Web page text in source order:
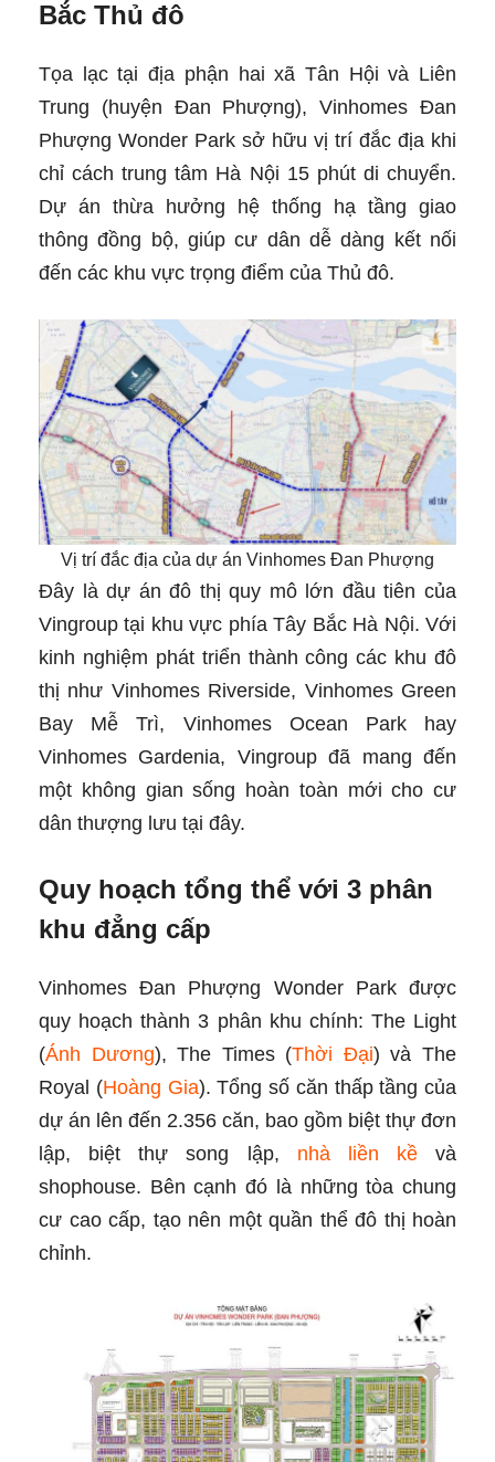
Bắc Thủ đô
Tọa lạc tại địa phận hai xã Tân Hội và Liên
Trung (huyện Đan Phượng), Vinhomes Đan
Phượng Wonder Park sở hữu vị trí đắc địa khi
chỉ cách trung tâm Hà Nội 15 phút di chuyển.
Dự án thừa hưởng hệ thống hạ tầng giao
thông đồng bộ, giúp cư dân dễ dàng kết nối
đến các khu vực trọng điểm của Thủ đô.
Vị trí đắc địa của dự án Vinhomes Đan Phượng
Đây là dự án đô thị quy mô lớn đầu tiên của
Vingroup tại khu vực phía Tây Bắc Hà Nội. Với
kinh nghiệm phát triển thành công các khu đô
thị như Vinhomes Riverside, Vinhomes Green
Bay Mễ Trì, Vinhomes Ocean Park hay
Vinhomes Gardenia, Vingroup đã mang đến
một không gian sống hoàn toàn mới cho cư
dân thượng lưu tại đây.
Quy hoạch tổng thể với 3 phân
khu đẳng cấp
Vinhomes Đan Phượng Wonder Park được
quy hoạch thành 3 phân khu chính: The Light
(Ánh Dương), The Times (Thời Đại) và The
Royal (Hoàng Gia). Tổng số căn thấp tầng của
dự án lên đến 2.356 căn, bao gồm biệt thự đơn
lập, biệt thự song lập, nhà liền kềvà
shophouse. Bên cạnh đó là những tòa chung
cư cao cấp, tạo nên một quần thể đô thị hoàn
chỉnh.